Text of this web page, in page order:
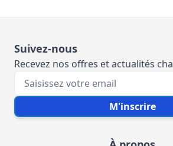
Suivez-nous
Recevez nos offres et actualités
Votre e-mail M'inscrire